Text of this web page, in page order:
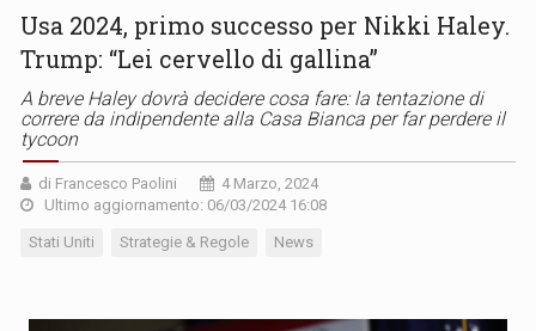
Usa 2024, primo successo per Nikki Haley.
Trump: “Lei cervello di gallina”
A breve Haley dovrà decidere cosa fare: la tentazione di
correre da indipendente alla Casa Bianca per far perdere il
tycoon
di Francesco Paolini
4 Marzo, 2024
Ultimo aggiornamento: 06/03/2024 16:08
Stati Uniti Strategie & Regole News